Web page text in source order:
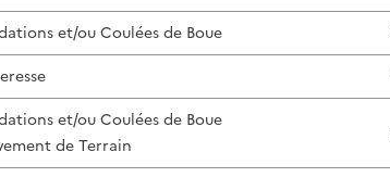
et/ou Coulées de Boue
et/ou Coulées de Boue
de Terrain